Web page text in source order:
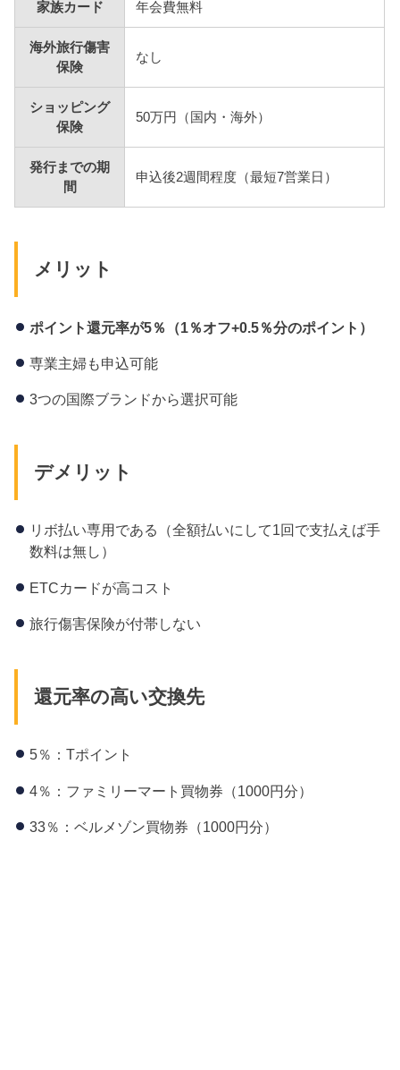
家族カード 年会費無料
海外旅行傷害
保険
なし
ショッピング
保険
50万円（国内・海外）
発行までの期
間
申込後2週間程度（最短7営業日）
メリット
ポイント還元率が5％（1 ％オフ+0.5％分のポイント）
専業主婦も申込可能
3つの国際ブランドから選択可能
デメリット
リボ払い専用である（全額払いにして1回で支払えば手
数料は無し）
ETCカードが高コスト
旅行傷害保険が付帯しない
還元率の高い交換先
5％：Tポイント
4％：ファミリーマート買物券（1000円分）
33％：ベルメゾン買物券（1000円分）